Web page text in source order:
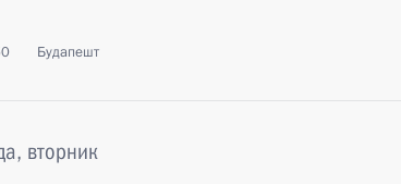
Будапешт
вторник